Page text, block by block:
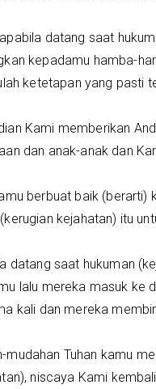
datang saat
kepadamu hamba-
ketetapan yang pasti
Kami memberikan
dan anak-anak dan
berbuat baik (berarti)
kejahatan) itu
datang saat hukuman
lalu mereka masuk ke
kali dan mereka
mudahan Tuhan kamu
niscaya Kami